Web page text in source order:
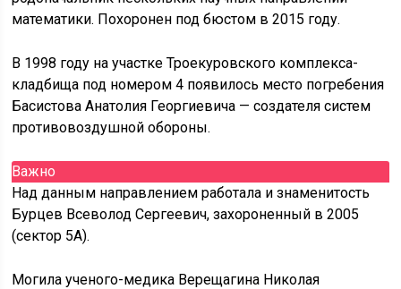
математики. Похоронен под бюстом в 2015 году.
В 1998 году на участке Троекуровского комплекса-
кладбища под номером 4 появилось место погребения
Басистова Анатолия Георгиевича — создателя систем
противовоздушной обороны.
Важно
Над данным направлением работала и знаменитость
Бурцев Всеволод Сергеевич, захороненный в 2005
(сектор 5А).
Могила ученого-медика Верещагина Николая